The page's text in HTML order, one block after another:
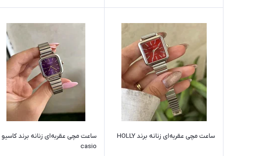
ساعت مچی عقربه‌ای زنانه برند HOLLY
ساعت مچی عقربه‌ای زنانه برند کاسیو
casio